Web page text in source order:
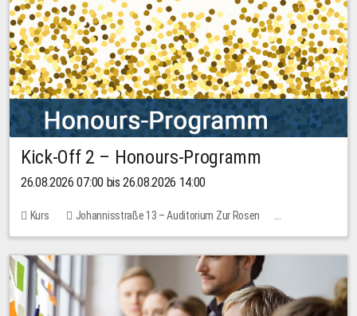
Kick-Off 2 – Honours-Programm
26.08.2026 07:00 bis 26.08.2026 14:00
Kurs
Johannisstraße 13 – Auditorium Zur Rosen
Keine freien Plätze